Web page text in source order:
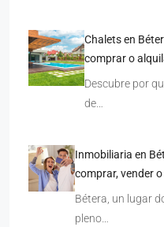
Chalets en
comprar o
Descubre por
de…
Inmobiliaria en
comprar, vender
Bétera, un lugar
pleno…